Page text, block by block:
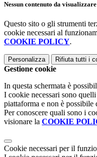
Nessun contenuto da visualizzare
Questo sito o gli strumenti
cookie necessari al
COOKIE POLICY.
Personalizza Rifiuta tutti i
Gestione cookie
In questa schermata è
I cookie necessari sono
piattaforma e non è possibile
Per conoscere quali sono i
visionare la COOKIE
Cookie necessari per il